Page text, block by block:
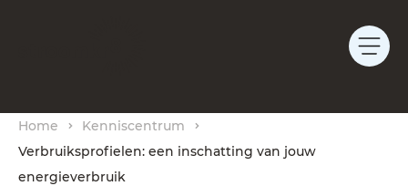
Home
Kenniscentrum
Verbruiksprofielen: een inschatting van jouw
energieverbruik